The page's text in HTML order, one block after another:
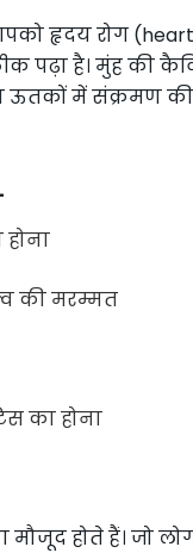
हृदय रोग (heart
पढ़ा है। मुंह की
ऊतकों में संक्रमण
होना
की मरम्मत
का होना
मौजूद होते हैं।